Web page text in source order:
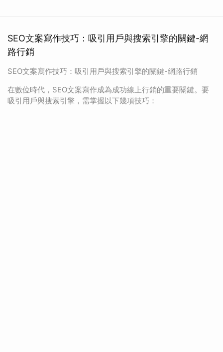
SEO文案寫作技巧：吸引用戶與搜索引擎的關鍵-網
路行銷
SEO文案寫作技巧：吸引用戶與搜索引擎的關鍵-網路行銷
在數位時代，SEO文案寫作成為成功線上行銷的重要關鍵。要
吸引用戶與搜索引擎，需掌握以下幾項技巧：